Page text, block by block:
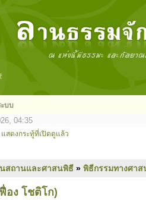
ะบบ
04:35
แสดงกระทู้ที่เปิดดูแล้ว
สถานและศาสนพิธี » พิธีกรรมทางศา
อง โชติโก)